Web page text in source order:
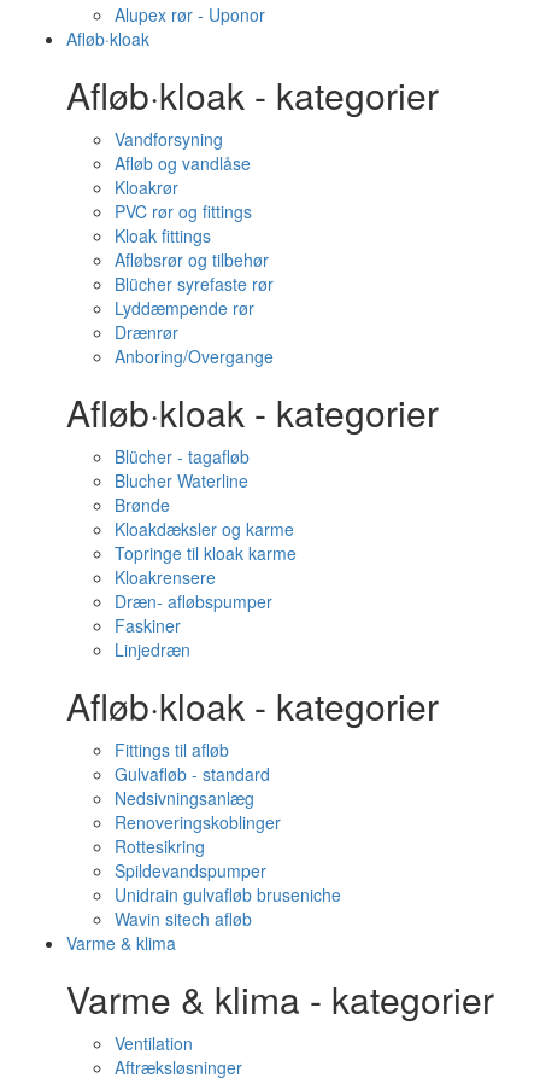
Alupex rør - Uponor
Afløb·kloak
Afløb·kloak - kategorier
Vandforsyning
Afløb og vandlåse
Kloakrør
PVC rør og fittings
Kloak fittings
Afløbsrør og tilbehør
Blücher syrefaste rør
Lyddæmpende rør
Drænrør
Anboring/Overgange
Afløb·kloak - kategorier
Blücher - tagafløb
Blucher Waterline
Brønde
Kloakdæksler og karme
Topringe til kloak karme
Kloakrensere
Dræn- afløbspumper
Faskiner
Linjedræn
Afløb·kloak - kategorier
Fittings til afløb
Gulvafløb - standard
Nedsivningsanlæg
Renoveringskoblinger
Rottesikring
Spildevandspumper
Unidrain gulvafløb bruseniche
Wavin sitech afløb
Varme & klima
Varme & klima - kategorier
Ventilation
Aftræksløsninger